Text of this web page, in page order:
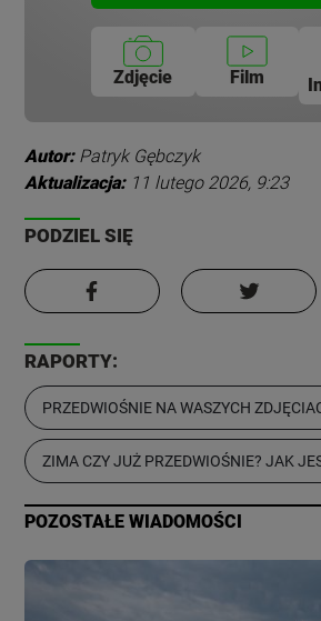
Zdjęcie Film
Autor: Patryk Gębczyk
Aktualizacja: 11 lutego 2026, 9:23
PODZIEL SIĘ
RAPORTY:
PRZEDWIOŚNIE NA WASZYCH
ZIMA CZY JUŻ PRZEDWIOŚNIE? JAK
POZOSTAŁE WIADOMOŚCI